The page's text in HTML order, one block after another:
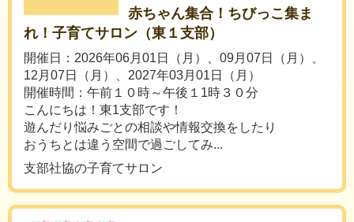
赤ちゃん集合！ちびっこ集ま
れ！子育てサロン（東１支部）
開催日：2026年06月01日（月）、09月07日（月）、
12月07日（月）、2027年03月01日（月）
開催時間：午前１０時～午後１1時３０分
こんにちは！東1支部です！
遊んだり悩みごとの相談や情報交換をしたり
おうちとは違う空間で過ごしてみ...
支部社協の子育てサロン